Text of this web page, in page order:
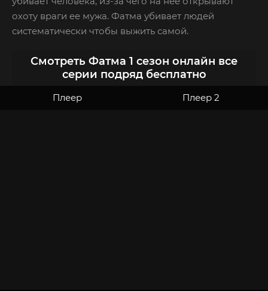
охоту враги ее мужа. Фатма убивает людей
систематически чтобы выжить самой.
Смотреть Фатма 1 сезон онлайн все
серии подряд бесплатно
Плеер Плеер 2